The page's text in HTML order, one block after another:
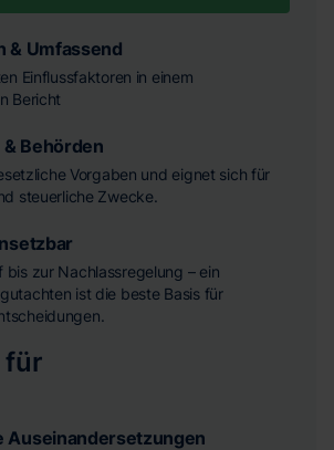
& Umfassend
Einflussfaktoren in einem
Bericht
Behörden
Vorgaben und eignet sich für
steuerliche Zwecke.
bis zur Nachlassregelung – ein
ist die beste Basis für
für
Auseinandersetzungen